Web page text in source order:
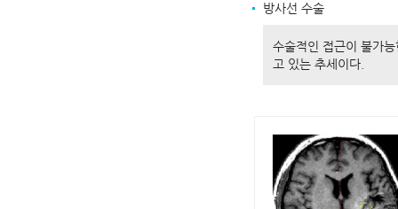
방사선 수술
수술적인 접근이 불가
고 있는 추세이다.